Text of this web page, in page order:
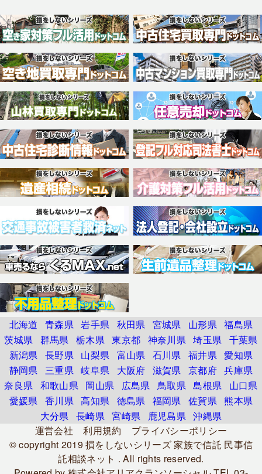
北海道 青森県 岩手県 秋田県 宮城県 山形県 福島県
茨城県
群馬県 栃木県 東京都 神奈川県 埼玉県
千葉県
新潟県
長野県 山梨県 富山県 石川県 福井県 愛知県
静岡県
三重県 岐阜県 大阪府 滋賀県 京都府 兵庫県
奈良県
和歌山県 岡山県 広島県 鳥取県 島根県
山口県
愛媛県
香川県 高知県 徳島県 福岡県 佐賀県
熊本県
大分県
長崎県 宮崎県 鹿児島県 沖縄県
運営会社
利用規約
プライバシーポリシー
© copyright 2019損をしないシリーズ 家族で信託 民事信
託相談ネット . All rights reserved.